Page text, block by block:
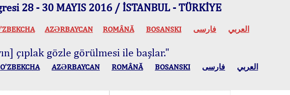
28 - 30 MAYIS 2016 / İSTANBUL - TÜRKİYE
AZӘRBAYCAN ROMÂNĂ BOSANSKI العربي فارسی
çıplak gözle görülmesi ile başlar."
O’ZBEKCHA AZӘRBAYCAN ROMÂNĂ BOSANSKI العربي فارسی